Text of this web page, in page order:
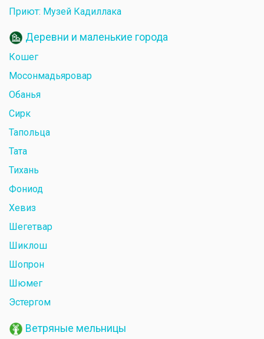
Приют: Музей Кадиллака
Деревни и маленькие города
Кошег
Мосонмадьяровар
Обанья
Сирк
Тапольца
Тата
Тихань
Фониод
Хевиз
Шегетвар
Шиклош
Шопрон
Шюмег
Эстергом
Ветряные мельницы